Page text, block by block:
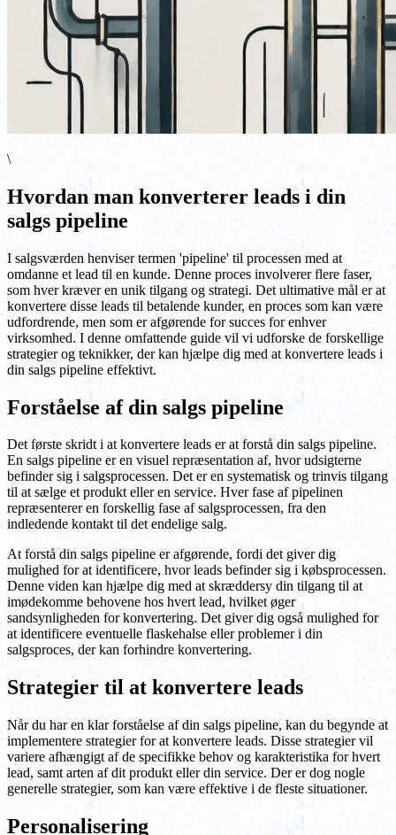
\
Hvordan man konverterer leads i din
salgs pipeline
I salgsværden henviser termen 'pipeline' til processen med at
omdanne et lead til en kunde. Denne proces involverer flere faser,
som hver kræver en unik tilgang og strategi. Det ultimative mål er at
konvertere disse leads til betalende kunder, en proces som kan være
udfordrende, men som er afgørende for succes for enhver
virksomhed. I denne omfattende guide vil vi udforske de forskellige
strategier og teknikker, der kan hjælpe dig med at konvertere leads i
din salgs pipeline effektivt.
Forståelse af din salgs pipeline
Det første skridt i at konvertere leads er at forstå din salgs pipeline.
En salgs pipeline er en visuel repræsentation af, hvor udsigterne
befinder sig i salgsprocessen. Det er en systematisk og trinvis tilgang
til at sælge et produkt eller en service. Hver fase af pipelinen
repræsenterer en forskellig fase af salgsprocessen, fra den
indledende kontakt til det endelige salg.
At forstå din salgs pipeline er afgørende, fordi det giver dig
mulighed for at identificere, hvor leads befinder sig i købsprocessen.
Denne viden kan hjælpe dig med at skræddersy din tilgang til at
imødekomme behovene hos hvert lead, hvilket øger
sandsynligheden for konvertering. Det giver dig også mulighed for
at identificere eventuelle flaskehalse eller problemer i din
salgsproces, der kan forhindre konvertering.
Strategier til at konvertere leads
Når du har en klar forståelse af din salgs pipeline, kan du begynde at
implementere strategier for at konvertere leads. Disse strategier vil
variere afhængigt af de specifikke behov og karakteristika for hvert
lead, samt arten af dit produkt eller din service. Der er dog nogle
generelle strategier, som kan være effektive i de fleste situationer.
Personalisering